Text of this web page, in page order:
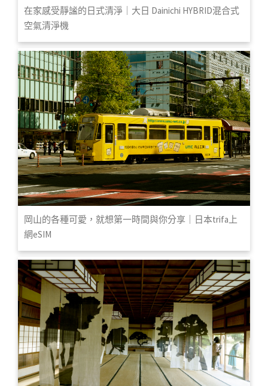
在家感受靜謐的日式清淨｜大日 Dainichi HYBRID混合式
空氣清淨機
岡山的各種可愛，就想第一時間與你分享｜日本trifa上
網eSIM